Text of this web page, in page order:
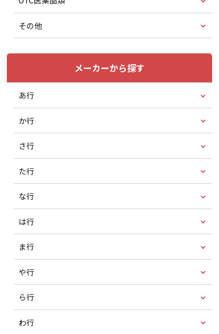
その他
メーカーから探す
あ行
か行
さ行
た行
な行
は行
ま行
や行
ら行
わ行